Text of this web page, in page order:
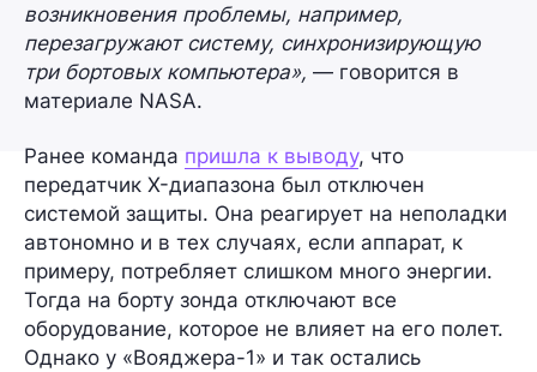
возникновения проблемы, например,
перезагружают систему, синхронизирующую
три бортовых компьютера», — говорится в
материале NASA.
Ранее команда пришла к выводу, что
передатчик X-диапазона был отключен
системой защиты. Она реагирует на неполадки
автономно и в тех случаях, если аппарат, к
примеру, потребляет слишком много энергии.
Тогда на борту зонда отключают все
оборудование, которое не влияет на его полет.
Однако у «Вояджера-1» и так остались